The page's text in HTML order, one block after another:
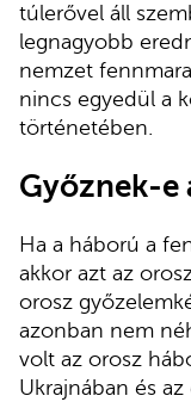
túlerővel áll
legnagyobb
nemzet
nincs egyedül a
történetében.
Győznek-e
Ha a háború a
akkor azt az
orosz
azonban nem
volt az orosz
Ukrajnában és